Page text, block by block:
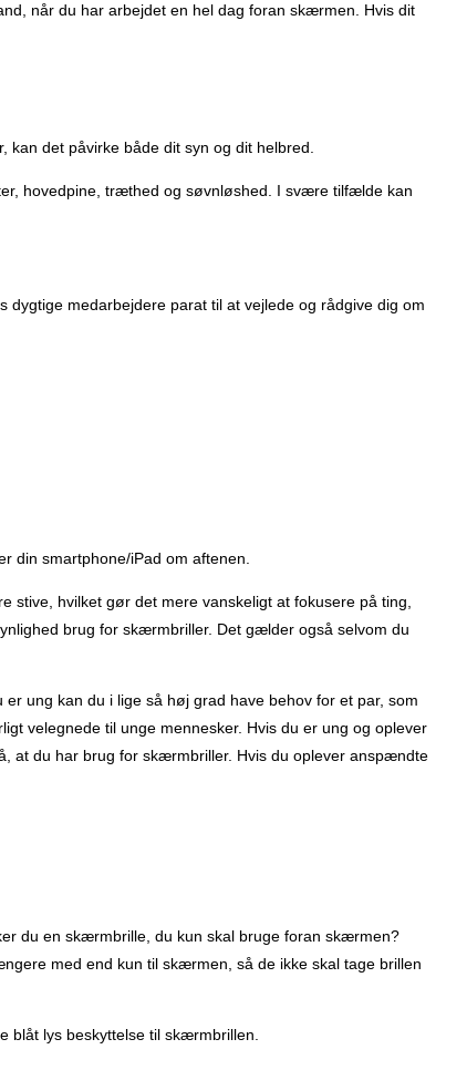
når du har arbejdet en hel dag foran skærmen. Hvis dit
det påvirke både dit syn og dit helbred.
hovedpine, træthed og søvnløshed. I svære tilfælde kan
medarbejdere parat til at vejlede og rådgive dig om
din smartphone/iPad om aftenen.
hvilket gør det mere vanskeligt at fokusere på ting,
brug for skærmbriller. Det gælder også selvom du
ung kan du i lige så høj grad have behov for et par, som
velegnede til unge mennesker. Hvis du er ung og oplever
at du har brug for skærmbriller. Hvis du oplever anspændte
du en skærmbrille, du kun skal bruge foran skærmen?
med end kun til skærmen, så de ikke skal tage brillen
blåt lys beskyttelse til skærmbrillen.